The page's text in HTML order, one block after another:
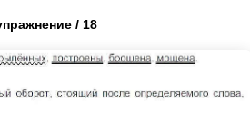
/ 18